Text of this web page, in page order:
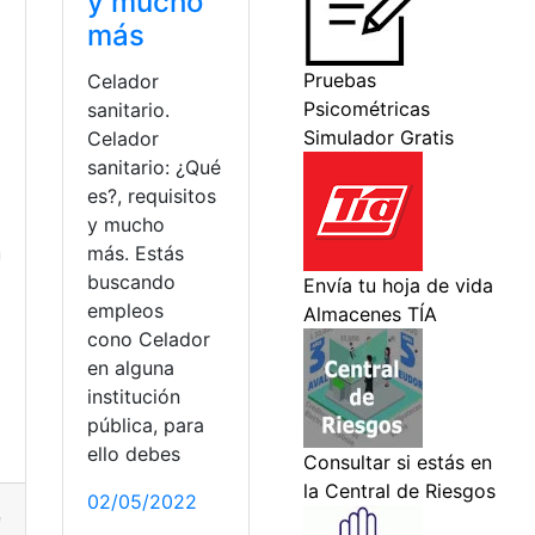
de empleo,vacantes
Ministerio de trabajo,Nuevos empleos ,oferta de trabajo
más
Celador
sanitario.
Celador
sanitario: ¿Qué
es?, requisitos
y mucho
más. Estás
buscando
empleos
cono Celador
en alguna
institución
pública, para
ello debes
02/05/2022